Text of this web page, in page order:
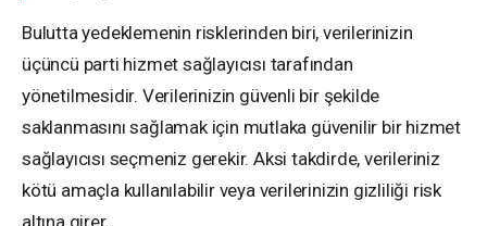
Bulutta yedeklemenin risklerinden biri, verilerinizin
üçüncü parti hizmet sağlayıcısı tarafından
yönetilmesidir. Verilerinizin güvenli bir şekilde
saklanmasını sağlamak için mutlaka güvenilir bir hizmet
sağlayıcısı seçmeniz gerekir. Aksi takdirde, verileriniz
kötü amaçla kullanılabilir veya verilerinizin gizliliği risk
altına girer.